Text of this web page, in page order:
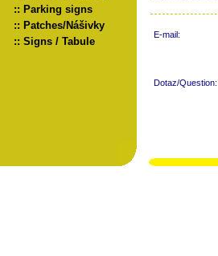
:: Parking signs
:: Patches/Nášivky
:: Signs / Tabule
E-mail:
Dotaz/Question: